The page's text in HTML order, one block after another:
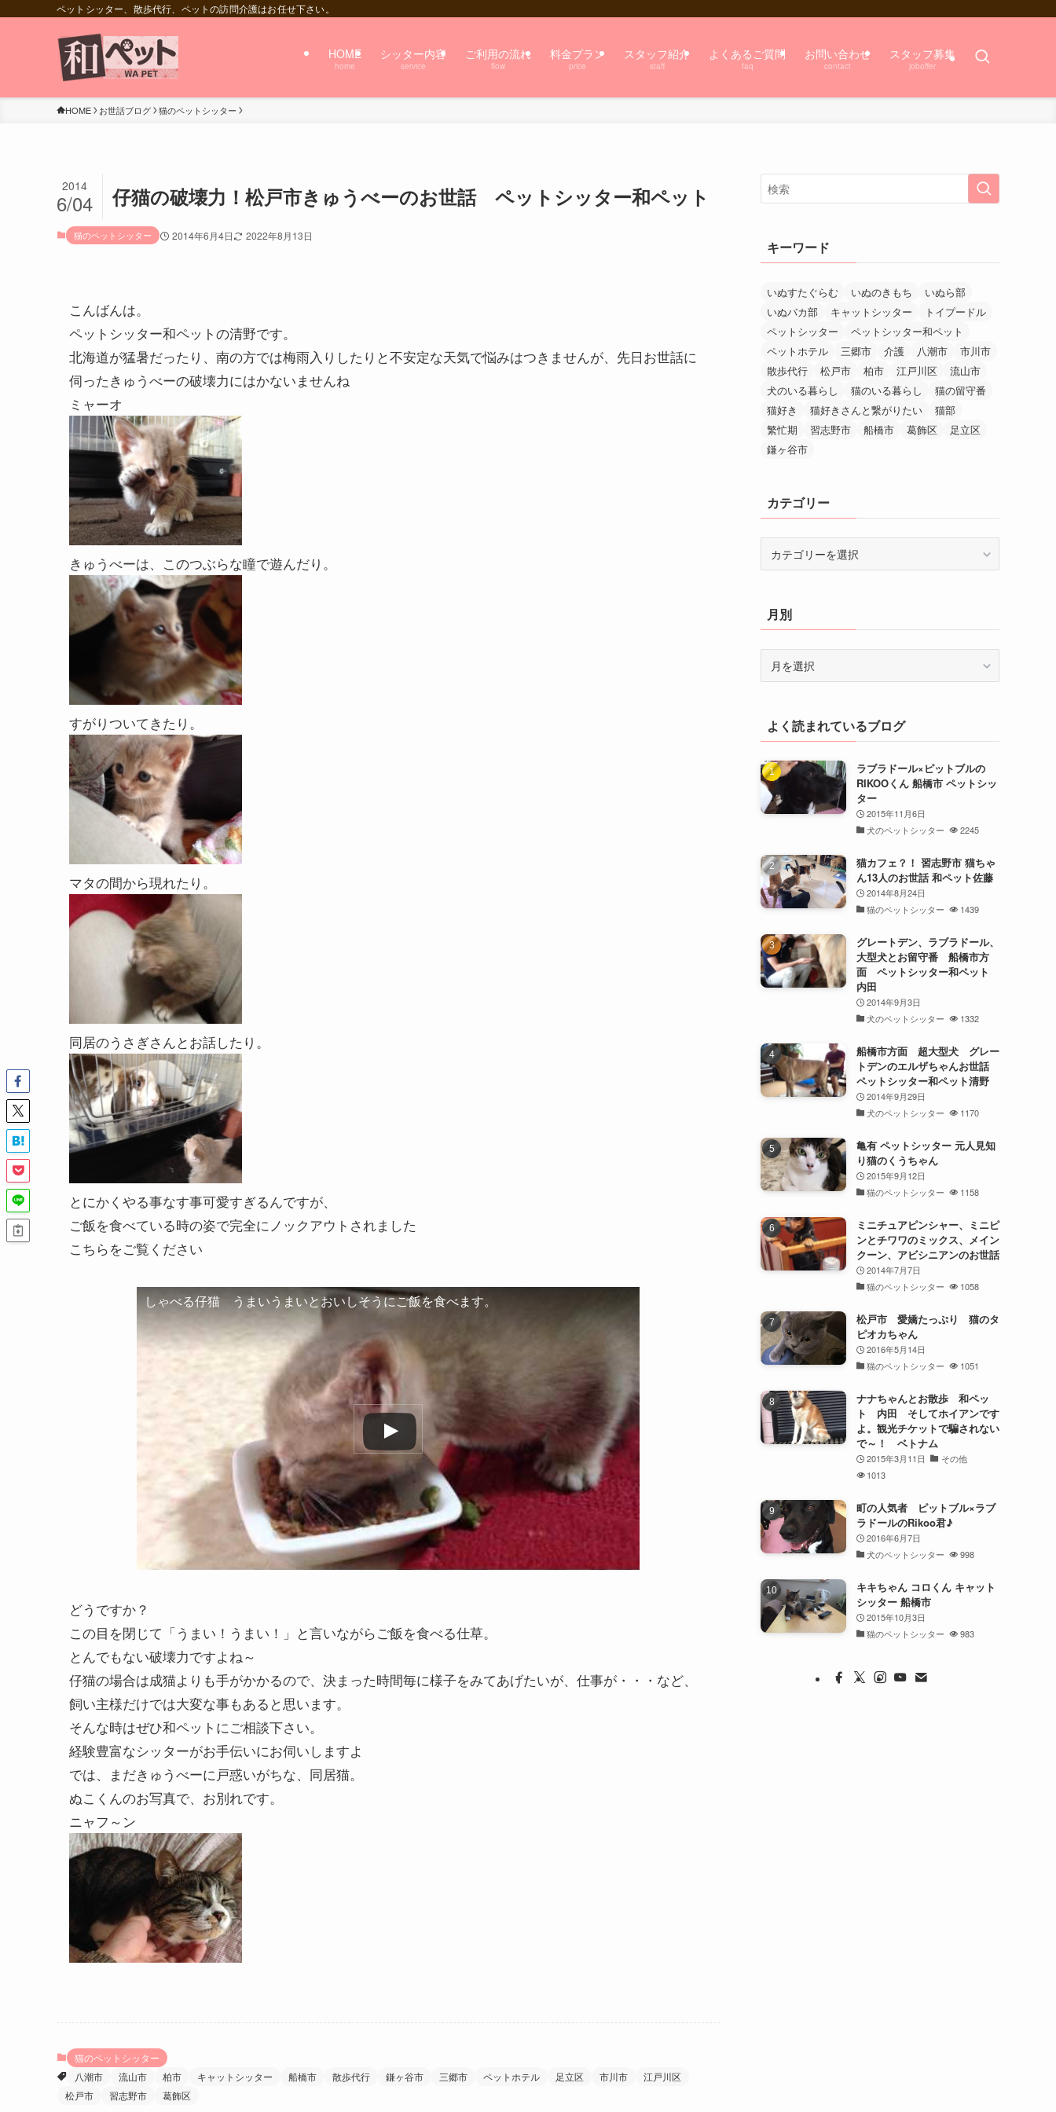
ペットシッター、散歩代行、ペットの訪問介護はお任せ下さい。
HOME
home
シッター内容
service
ご利用の流れ
flow
料金プラン
price
スタッフ紹介
staff
よくあるご質問
faq
お問い合わせ
contact
スタッフ募集
joboffer
HOME お世話ブログ 猫のペットシッター
仔猫の破壊力！松戸市きゅうべーのお世話 ペットシッター和ペット
2014
6/04
猫のペットシッター 2014年6月4日 2022年8月13日
こんばんは。
ペットシッター和ペットの清野です。
北海道が猛暑だったり、南の方では梅雨入りしたりと不安定な天気で悩みはつきませんが、先日お世話に
伺ったきゅうべーの破壊力にはかないませんね
ミャーオ
きゅうべーは、このつぶらな瞳で遊んだり。
すがりついてきたり。
マタの間から現れたり。
同居のうさぎさんとお話したり。
とにかくやる事なす事可愛すぎるんですが、
ご飯を食べている時の姿で完全にノックアウトされました
こちらをご覧ください
しゃべる仔猫 うまいうまいとおいしそうにご飯を食べます。
この動画を YouTube で視聴
どうですか？
この目を閉じて「うまい！うまい！」と言いながらご飯を食べる仕草。
とんでもない破壊力ですよね～
仔猫の場合は成猫よりも手がかかるので、決まった時間毎に様子をみてあげたいが、仕事が・・・など、
飼い主様だけでは大変な事もあると思います。
そんな時はぜひ和ペットにご相談下さい。
経験豊富なシッターがお手伝いにお伺いしますよ
では、まだきゅうべーに戸惑いがちな、同居猫。
ぬこくんのお写真で、お別れです。
ニャフ～ン
猫のペットシッター
八潮市
流山市 柏市 キャットシッター 船橋市 散歩代行 鎌ヶ谷市 三郷市 ペットホテル 足立区 市川市
江戸川区
松戸市
習志野市 葛飾区
キーワード
いぬすたぐらむ いぬのきもち
いぬら部
いぬバカ部
キャットシッター
トイプードル
ペットシッター
ペットシッター和ペット
ペットホテル
三郷市 介護 八潮市
市川市
散歩代行
松戸市 柏市 江戸川区
流山市
犬のいる暮らし
猫のいる暮らし
猫の留守番
猫好き
猫好きさんと繋がりたい
猫部
繁忙期
習志野市 船橋市 葛飾区
足立区
鎌ヶ谷市
カテゴリー
ー月別
よく読まれているブログ
ラブラドール×ピットブルの
RIKOOくん 船橋市 ペットシッ
ター
2015年11月6日
犬のペットシッター
2245
猫カフェ？！ 習志野市 猫ちゃ
ん13人のお世話 和ペット佐藤
2014年8月24日
猫のペットシッター
1439
グレートデン、ラブラドール、
大型犬とお留守番 船橋市方
面 ペットシッター和ペット
内田
2014年9月3日
犬のペットシッター
1332
船橋市方面 超大型犬 グレー
トデンのエルザちゃんお世話
ペットシッター和ペット清野
2014年9月29日
犬のペットシッター
1170
亀有 ペットシッター 元人見知
り猫のくうちゃん
2015年9月12日
猫のペットシッター
1158
ミニチュアピンシャー、ミニピ
ンとチワワのミックス、メイン
クーン、アビシニアンのお世話
2014年7月7日
猫のペットシッター
1058
松戸市 愛嬌たっぷり 猫のタ
ピオカちゃん
2016年5月14日
猫のペットシッター
1051
ナナちゃんとお散歩 和ペッ
ト 内田 そしてホイアンです
よ。観光チケットで騙されない
で～！ ベトナム
2015年3月11日
その他
1013
町の人気者 ピットブル×ラブ
ラドールのRikoo君♪
2016年6月7日
犬のペットシッター
998
キキちゃん コロくん キャット
シッター 船橋市
2015年10月3日
猫のペットシッター
983